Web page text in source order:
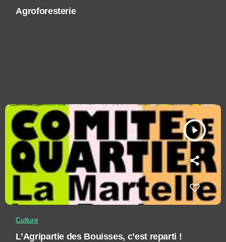
Agroforesterie
play_arrow
Culture
L’Agripartie des Bouisses, c’est reparti !